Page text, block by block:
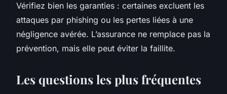
Vérifiez bien les garanties : certaines excluent les
attaques par phishing ou les pertes liées à une
négligence avérée. L’assurance ne remplace pas la
prévention, mais elle peut éviter la faillite.
Les questions les plus fréquentes